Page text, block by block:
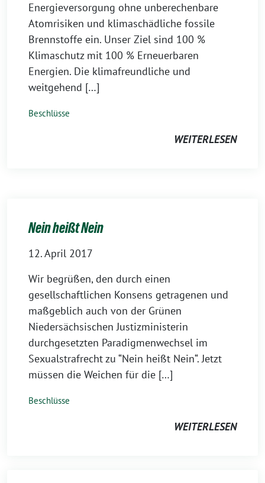
Energieversorgung ohne unberechenbare
Atomrisiken und klimaschädliche fossile
Brennstoffe ein. Unser Ziel sind 100 %
Klimaschutz mit 100 % Erneuerbaren
Energien. Die klimafreundliche und
weitgehend […]
Beschlüsse
WEITERLESEN
Nein heißt Nein
12. April 2017
Wir begrüßen, den durch einen
gesellschaftlichen Konsens getragenen und
maßgeblich auch von der Grünen
Niedersächsischen Justizministerin
durchgesetzten Paradigmenwechsel im
Sexualstrafrecht zu “Nein heißt Nein“. Jetzt
müssen die Weichen für die […]
Beschlüsse
WEITERLESEN